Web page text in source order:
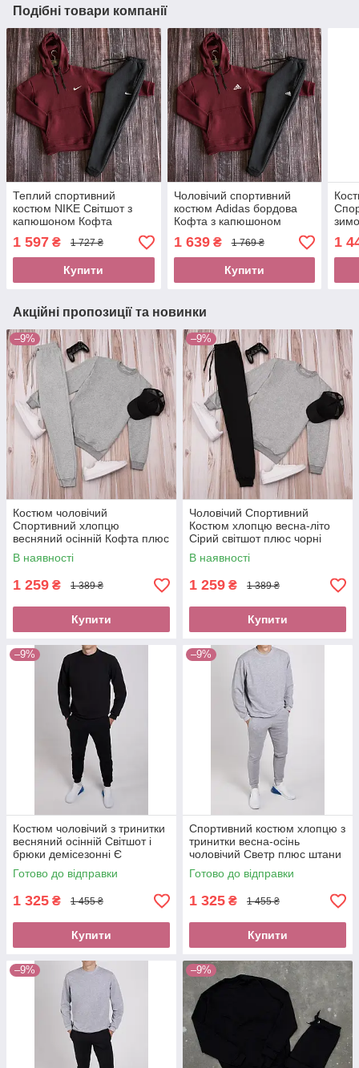
Подібні товари компанії
Теплий спортивний
костюм NIKE Світшот з
капюшоном Кофта
Кенгуру з принтом Найк
чоловічі штани NIKE на
манжетах
1 597 ₴ 1 727 ₴
Купити
Чоловічий спортивний
костюм Adidas бордова
Кофта з капюшоном
кенгуру з принтом Адідас
та чорні чоловічі штани з
кишенями
1 639₴ 1 769 ₴
Купити
і
1
Акційні пропозиції та новинки
–9%
Костюм чоловічий
Спортивний хлопцю
весняний осінній Кофта плюс
штани спортивні на резинці
Допоможемо Підібрати
розмір
В наявності
1 259 ₴ 1 389 ₴
Купити
–9%
Чоловічий Спортивний
Костюм хлопцю весна-літо
Сірий світшот плюс чорні
штани спортивні на резинці
Допоможемо Підібрати
розмір
В наявності
1 259 ₴ 1 389 ₴
Купити
–9%
Костюм чоловічий з тринитки
весняний осінній Світшот і
брюки демісезонні Є
накладений платіж нова
пошта Обрати розмір
костюму
Готово до відправки
1 325 ₴ 1 455 ₴
Купити
–9%
Спортивний костюм хлопцю з
тринитки весна-осінь
чоловічий Светр плюс штани
Є післяплата новою поштою
Якісний одяг хлопчику
Готово до відправки
1 325 ₴ 1 455 ₴
Купити
–9% –9%